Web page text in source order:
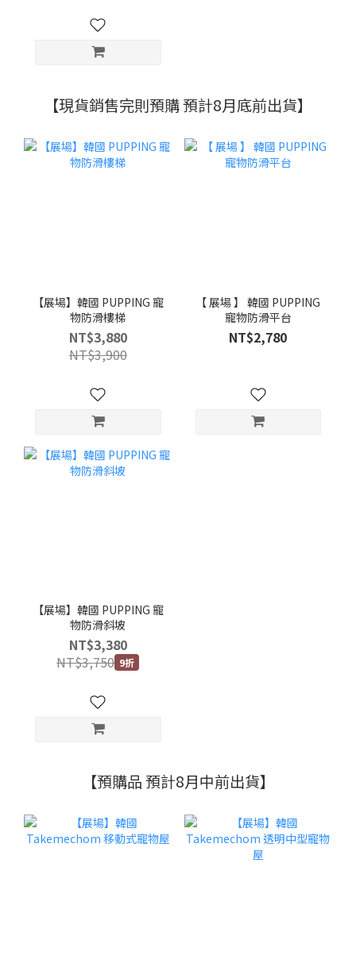
【現貨銷售完則預購 預計8月底前出貨】
【展場】韓國 PUPPING 寵
物防滑樓梯
NT$3,880
NT$3,900
【 展場 】 韓國 PUPPING
寵物防滑平台
NT$2,780
【展場】韓國 PUPPING 寵
物防滑斜坡
NT$3,380
NT$3,750 9折
【預購品 預計8月中前出貨】